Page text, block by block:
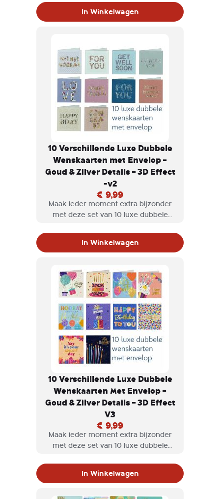
verfijnd 3D-effect.
In Winkelwagen
10 Verschillende Luxe Dubbele
Wenskaarten met Envelop –
Goud & Zilver Details – 3D Effect
-v2
€ 9,99
Maak ieder moment extra bijzonder
met deze set van 10 luxe dubbele
verfijnd 3D-effect.
In Winkelwagen
10 Verschillende Luxe Dubbele
Wenskaarten Met Envelop –
Goud & Zilver Details – 3D Effect
V3
€ 9,99
Maak ieder moment extra bijzonder
met deze set van 10 luxe dubbele
In Winkelwagen